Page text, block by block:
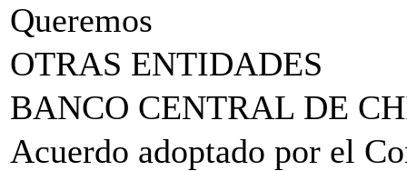
Queremos
OTRAS ENTIDADES
BANCO CENTRAL DE
Acuerdo adoptado por el